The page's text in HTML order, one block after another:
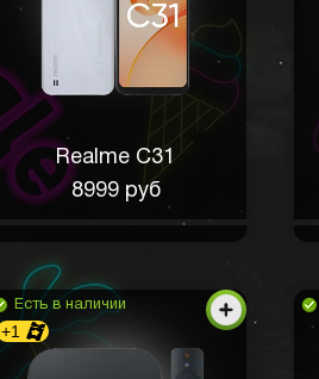
Realme C31
8999 руб
Есть в наличии
+1